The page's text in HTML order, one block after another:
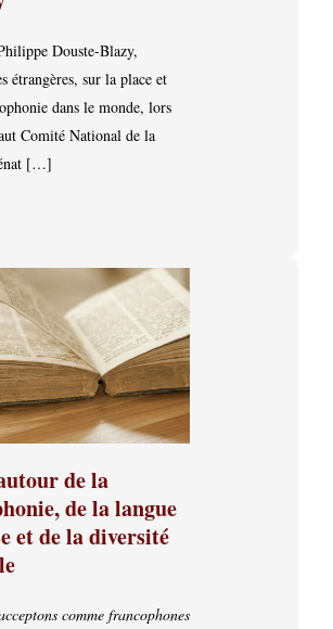
Douste-Blazy,
étrangères, sur la place et
dans le monde, lors
Comité National de la
[…]
de la
de la langue
et de la diversité
comme francophones